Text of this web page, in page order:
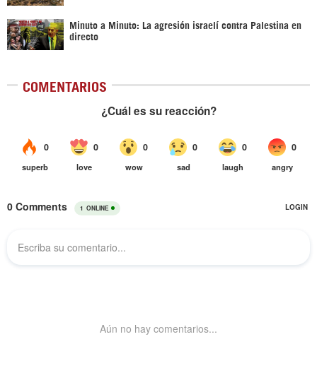
Minuto a Minuto: La agresión israelí contra Palestina en
directo
COMENTARIOS